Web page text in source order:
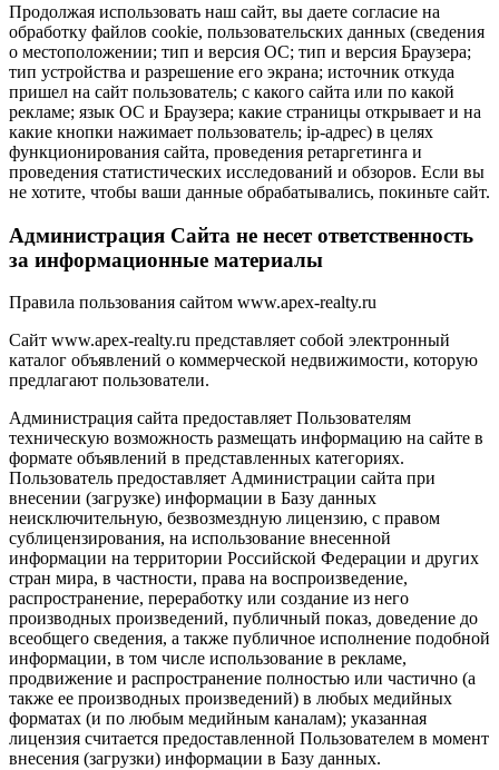
Продолжая использовать наш сайт, вы даете согласие на
обработку файлов cookie, пользовательских данных (сведения
о местоположении; тип и версия ОС; тип и версия Браузера;
тип устройства и разрешение его экрана; источник откуда
пришел на сайт пользователь; с какого сайта или по какой
рекламе; язык ОС и Браузера; какие страницы открывает и на
какие кнопки нажимает пользователь; ip-адрес) в целях
функционирования сайта, проведения ретаргетинга и
проведения статистических исследований и обзоров. Если вы
не хотите, чтобы ваши данные обрабатывались, покиньте сайт.
Администрация Сайта не несет ответственность
за информационные материалы
Правила пользования сайтом www.apex-realty.ru
Сайт www.apex-realty.ru представляет собой электронный
каталог объявлений о коммерческой недвижимости, которую
предлагают пользователи.
Администрация сайта предоставляет Пользователям
техническую возможность размещать информацию на сайте в
формате объявлений в представленных категориях.
Пользователь предоставляет Администрации сайта при
внесении (загрузке) информации в Базу данных
неисключительную, безвозмездную лицензию, с правом
сублицензирования, на использование внесенной
информации на территории Российской Федерации и других
стран мира, в частности, права на воспроизведение,
распространение, переработку или создание из него
производных произведений, публичный показ, доведение до
всеобщего сведения, а также публичное исполнение подобной
информации, в том числе использование в рекламе,
продвижение и распространение полностью или частично (а
также ее производных произведений) в любых медийных
форматах (и по любым медийным каналам); указанная
лицензия считается предоставленной Пользователем в момент
внесения (загрузки) информации в Базу данных.